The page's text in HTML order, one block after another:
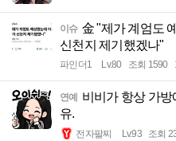
이슈 金 "제가 계엄도
신천지 제기했겠나"
파인더1 Lv.80 조회 1590
연예
비비가 항상 가방
유.
전자팔찌 Lv.93 조회